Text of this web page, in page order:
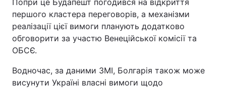
Попри це Будапешт погодився на відкриття
першого кластера переговорів, а механізми
реалізації цієї вимоги планують додатково
обговорити за участю Венеційської комісії та
ОБСЄ.
Водночас, за даними ЗМІ, Болгарія також може
висунути Україні власні вимоги щодо